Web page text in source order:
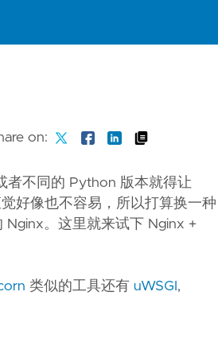
on:
者不同的 Python 版本就得让
好像也不容易，所以打算换一种
。这里就来试下 Nginx +
类似的工具还有 uWSGI ,